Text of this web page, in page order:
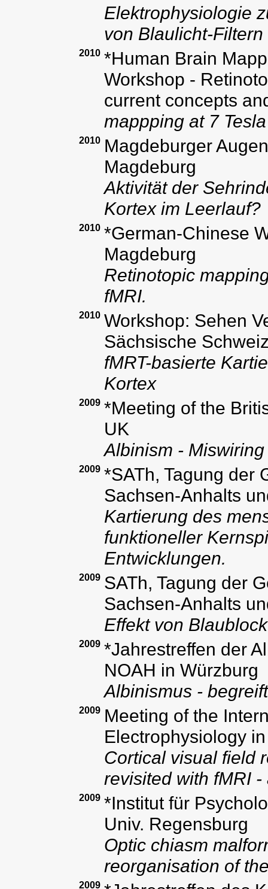
Elektrophysiologie
von Blaulicht-
2010 *Human Brain
Workshop -
current concepts
mappping at 7
2010 Magdeburger
Magdeburg
Aktivität der
Kortex im Leerlauf?
2010 *German-Chinese
Magdeburg
Retinotopic
fMRI.
2010 Workshop: Sehen
Sächsische
fMRT-basierte
Kortex
2009 *Meeting of the
UK
Albinism -
2009 *SATh, Tagung der
Sachsen-Anhalts
Kartierung des
funktioneller
Entwicklungen.
2009 SATh, Tagung der
Sachsen-Anhalts
Effekt von
2009 *Jahrestreffen der
NOAH in Würzburg
Albinismus -
2009 Meeting of the
Electrophysiology
Cortical visual field
revisited with fMRI
2009 *Institut für
Univ. Regensburg
Optic chiasm
reorganisation of
2009